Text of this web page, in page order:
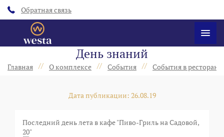
Обратная связь
День знаний
Главная // О комплексе // События // События в
Дата публикации: 26.08.19
Последний день лета в кафе "Пиво-Гриль на Садовой,
20"